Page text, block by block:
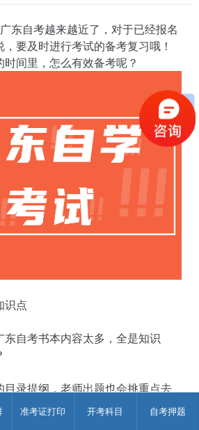
准考证打印 开考科目 自考押题
东自考越来越近了，对于已经报名
要及时进行考试的备考复习哦！
间里，怎么有效备考呢？
识点
自考书本内容太多，全是知识
录提纲，老师出题也会挑重点去
翻几页，这样的复习没有用。